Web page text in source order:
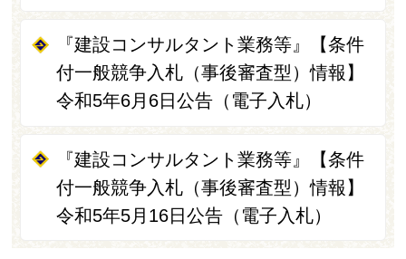
『建設コンサルタント業務等』【条件
付一般競争入札（事後審査型）情報】
令和5年6月6日公告（電子入札）
『建設コンサルタント業務等』【条件
付一般競争入札（事後審査型）情報】
令和5年5月16日公告（電子入札）